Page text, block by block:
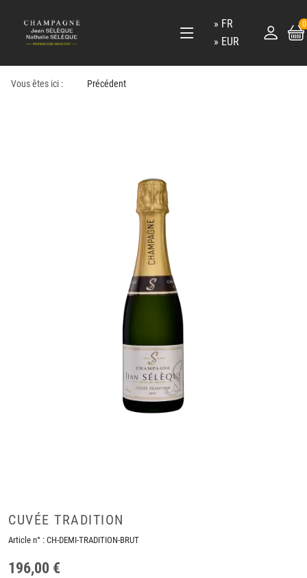
FR
EUR
0
Vous êtes ici : Précédent
CUVÉE TRADITION
Article n° : CH-DEMI-TRADITION-BRUT
196,00 €